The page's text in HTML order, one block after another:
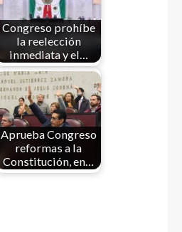
Congreso prohíbe
la reelección
inmediata y el…
Aprueba Congreso
reformas a la
Constitución, en…